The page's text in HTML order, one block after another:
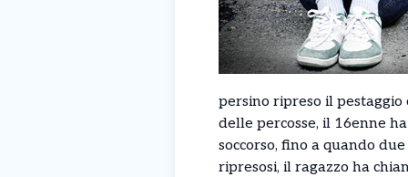
persino ripreso il
delle percosse, il 16enne
soccorso, fino a quando
ripresosi, il ragazzo ha